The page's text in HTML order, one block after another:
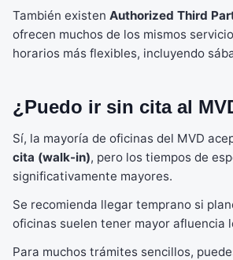
También existen Authorized Third
ofrecen muchos de los mismos
horarios más flexibles, incluyendo
¿Puedo ir sin cita al
Sí, la mayoría de oficinas del MVD
cita (walk-in), pero los tiempos de
significativamente mayores.
Se recomienda llegar temprano si
oficinas suelen tener mayor afluencia
Para muchos trámites sencillos,